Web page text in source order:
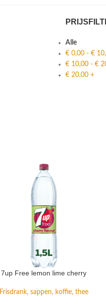
Alle
€0,00- €
€10,00- €
€20,00+
7up Free lemon lime cherry
Frisdrank, sappen, koffie, thee